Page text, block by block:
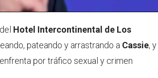
Hotel Intercontinental de Los
pateando y arrastrando a Cassie, y
por tráfico sexual y crimen